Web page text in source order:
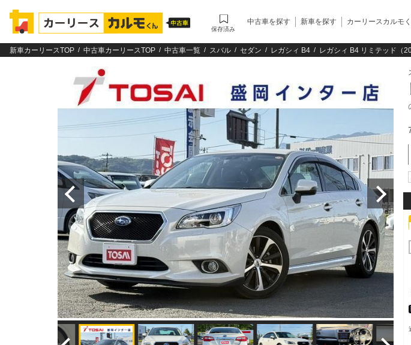
保存済み
中古車を探す 新車を探す カーリースカルモ
新車カーリースTOP 中古車カーリースTOP 中古車一覧 スバル セダン レガシィ B4 レガシィ B4 リミテッド（